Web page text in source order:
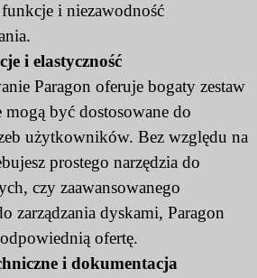
i niezawodność
i elastyczność
Paragon oferuje bogaty zestaw
być dostosowane do
użytkowników. Bez względu na
prostego narzędzia do
czy zaawansowanego
zarządzania dyskami, Paragon
ofertę.
i dokumentacja